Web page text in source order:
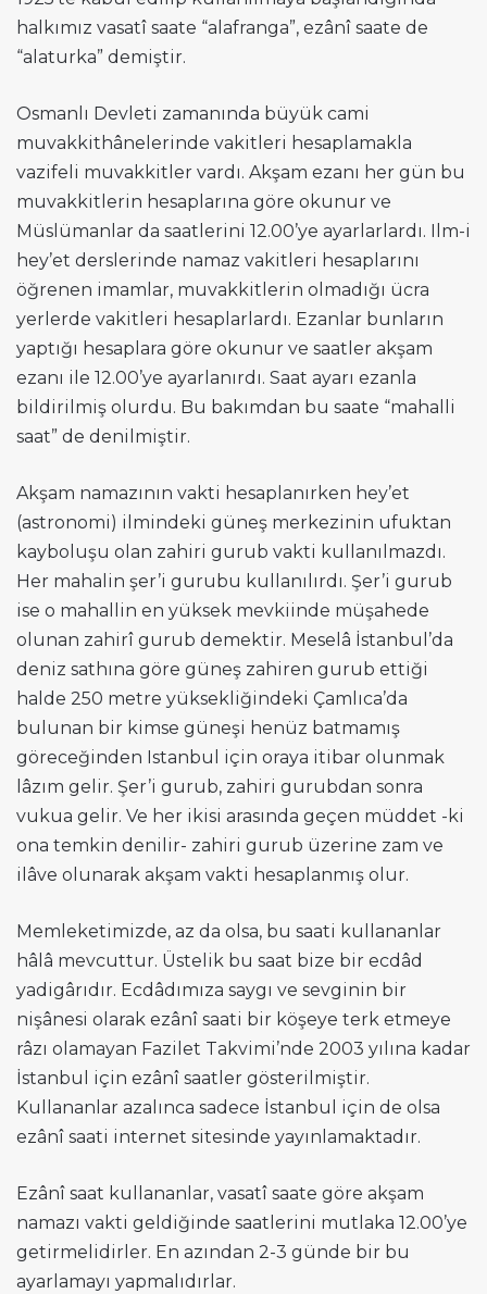
halkımız vasatî saate “alafranga”, ezânî saate de
“alaturka” demiştir.
Osmanlı Devleti zamanında büyük cami
muvakkithânelerinde vakitleri hesaplamakla
vazifeli muvakkitler vardı. Akşam ezanı her gün bu
muvakkitlerin hesaplarına göre okunur ve
Müslümanlar da saatlerini 12.00’ye ayarlarlardı. Ilm-i
hey’et derslerinde namaz vakitleri hesaplarını
öğrenen imamlar, muvakkitlerin olmadığı ücra
yerlerde vakitleri hesaplarlardı. Ezanlar bunların
yaptığı hesaplara göre okunur ve saatler akşam
ezanı ile 12.00’ye ayarlanırdı. Saat ayarı ezanla
bildirilmiş olurdu. Bu bakımdan bu saate “mahalli
saat” de denilmiştir.
Akşam namazının vakti hesaplanırken hey’et
(astronomi) ilmindeki güneş merkezinin ufuktan
kayboluşu olan zahiri gurub vakti kullanılmazdı.
Her mahalin şer’i gurubu kullanılırdı. Şer’i gurub
ise o mahallin en yüksek mevkiinde müşahede
olunan zahirî gurub demektir. Meselâ İstanbul’da
deniz sathına göre güneş zahiren gurub ettiği
halde 250 metre yüksekliğindeki Çamlıca’da
bulunan bir kimse güneşi henüz batmamış
göreceğinden Istanbul için oraya itibar olunmak
lâzım gelir. Şer’i gurub, zahiri gurubdan sonra
vukua gelir. Ve her ikisi arasında geçen müddet -ki
ona temkin denilir- zahiri gurub üzerine zam ve
ilâve olunarak akşam vakti hesaplanmış olur.
Memleketimizde, az da olsa, bu saati kullananlar
hâlâ mevcuttur. Üstelik bu saat bize bir ecdâd
yadigârıdır. Ecdâdımıza saygı ve sevginin bir
nişânesi olarak ezânî saati bir köşeye terk etmeye
râzı olamayan Fazilet Takvimi’nde 2003 yılına kadar
İstanbul için ezânî saatler gösterilmiştir.
Kullananlar azalınca sadece İstanbul için de olsa
ezânî saati internet sitesinde yayınlamaktadır.
Ezânî saat kullananlar, vasatî saate göre akşam
namazı vakti geldiğinde saatlerini mutlaka 12.00’ye
getirmelidirler. En azından 2-3 günde bir bu
ayarlamayı yapmalıdırlar.